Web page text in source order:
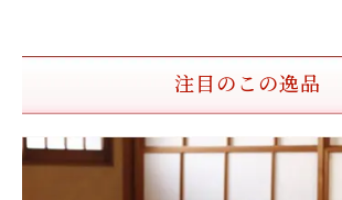
注目のこの逸品